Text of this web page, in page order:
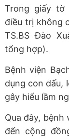
Trong giấy tờ
điều trị không
TS.BS Đào
tổng hợp).
Bệnh viện
dụng con dấu,
gây hiểu lầm
Qua đây, bệnh
đến cộng